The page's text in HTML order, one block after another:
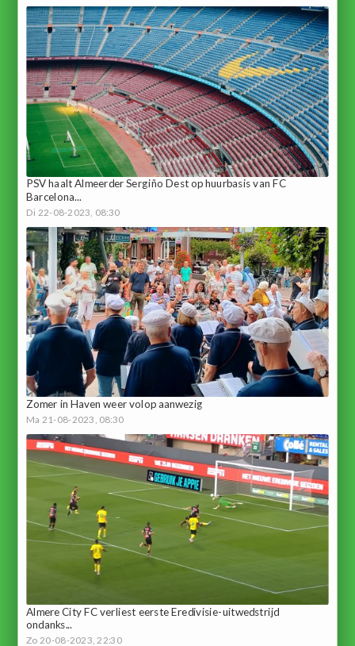
PSV haalt Almeerder Sergiño Dest op huurbasis van FC
Barcelona...
Di 22-08-2023, 08:30
Zomer in Haven weer volop aanwezig
Ma 21-08-2023, 08:30
Almere City FC verliest eerste Eredivisie-uitwedstrijd
ondanks...
Zo 20-08-2023, 22:30